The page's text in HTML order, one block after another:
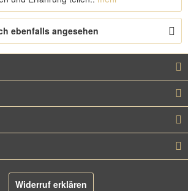
ebenfalls angesehen
Widerruf erklären